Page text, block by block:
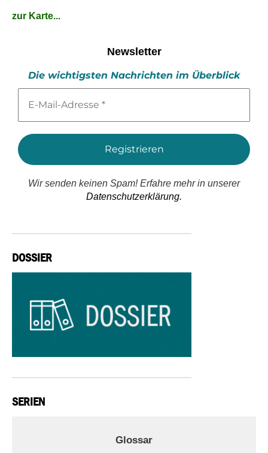
zur Karte...
Newsletter
Die wichtigsten Nachrichten im Überblick
Mail-
*
Wir senden keinen Spam! Erfahre mehr in unserer
Datenschutzerklärung.
DOSSIER
SERIEN
Glossar